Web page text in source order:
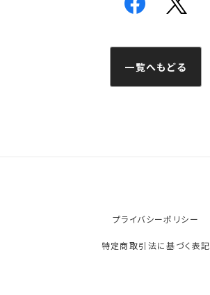
一覧へもどる
プライバシーポリシー
特定商取引法に基づく表記